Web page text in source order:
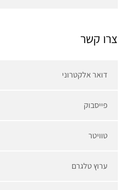
צרו קשר
דואר אלקטרוני
פייסבוק
טוויטר
ערוץ טלגרם